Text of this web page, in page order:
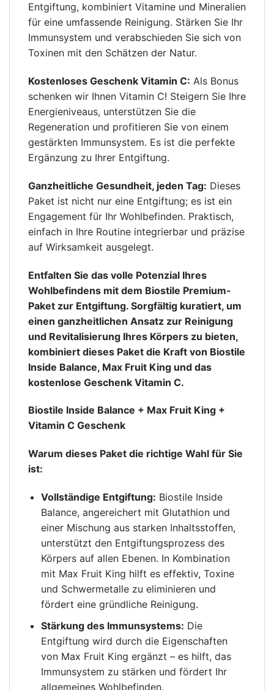
Entgiftung, kombiniert Vitamine und Mineralien
für eine umfassende Reinigung. Stärken Sie Ihr
Immunsystem und verabschieden Sie sich von
Toxinen mit den Schätzen der Natur.
Kostenloses Geschenk Vitamin C: Als Bonus
schenken wir Ihnen Vitamin C! Steigern Sie Ihre
Energieniveaus, unterstützen Sie die
Regeneration und profitieren Sie von einem
gestärkten Immunsystem. Es ist die perfekte
Ergänzung zu Ihrer Entgiftung.
Ganzheitliche Gesundheit, jeden Tag: Dieses
Paket ist nicht nur eine Entgiftung; es ist ein
Engagement für Ihr Wohlbefinden. Praktisch,
einfach in Ihre Routine integrierbar und präzise
auf Wirksamkeit ausgelegt.
Entfalten Sie das volle Potenzial Ihres
Wohlbefindens mit dem Biostile Premium-
Paket zur Entgiftung. Sorgfältig kuratiert, um
einen ganzheitlichen Ansatz zur Reinigung
und Revitalisierung Ihres Körpers zu bieten,
kombiniert dieses Paket die Kraft von Biostile
Inside Balance, Max Fruit King und das
kostenlose Geschenk Vitamin C.
Biostile Inside Balance + Max Fruit King +
Vitamin C Geschenk
Warum dieses Paket die richtige Wahl für Sie
ist:
Vollständige Entgiftung: Biostile Inside
Balance, angereichert mit Glutathion und
einer Mischung aus starken Inhaltsstoffen,
unterstützt den Entgiftungsprozess des
Körpers auf allen Ebenen. In Kombination
mit Max Fruit King hilft es effektiv, Toxine
und Schwermetalle zu eliminieren und
fördert eine gründliche Reinigung.
Stärkung des Immunsystems: Die
Entgiftung wird durch die Eigenschaften
von Max Fruit King ergänzt – es hilft, das
Immunsystem zu stärken und fördert Ihr
allgemeines Wohlbefinden.